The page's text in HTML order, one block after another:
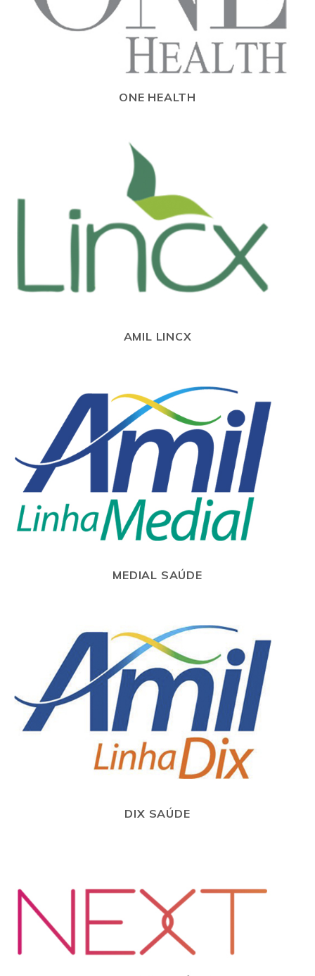
ONE HEALTH
AMIL LINCX
MEDIAL SAÚDE
DIX SAÚDE